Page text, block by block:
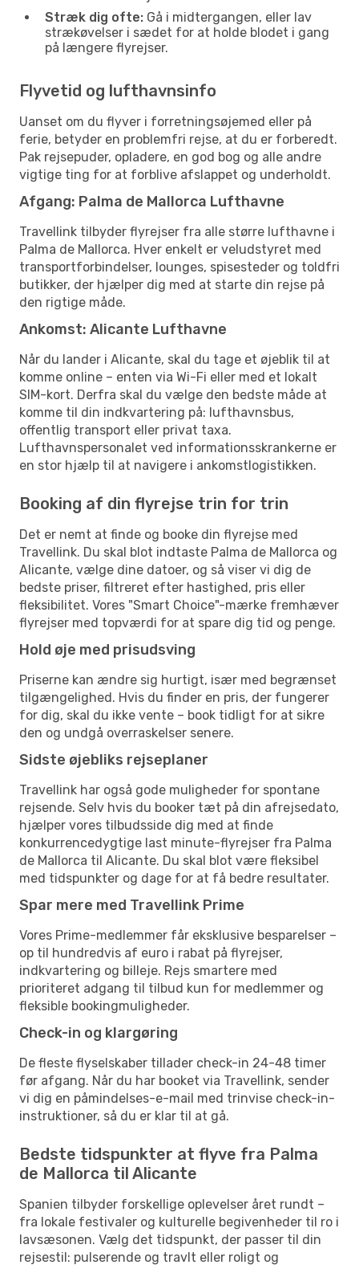
Stræk dig ofte: Gå i midtergangen, eller lav
strækøvelser i sædet for at holde blodet i gang
på længere flyrejser.
Flyvetid og lufthavnsinfo
Uanset om du flyver i forretningsøjemed eller på
ferie, betyder en problemfri rejse, at du er forberedt.
Pak rejsepuder, opladere, en god bog og alle andre
vigtige ting for at forblive afslappet og underholdt.
Afgang: Palma de Mallorca Lufthavne
Travellink tilbyder flyrejser fra alle større lufthavne i
Palma de Mallorca. Hver enkelt er veludstyret med
transportforbindelser, lounges, spisesteder og toldfri
butikker, der hjælper dig med at starte din rejse på
den rigtige måde.
Ankomst: Alicante Lufthavne
Når du lander i Alicante, skal du tage et øjeblik til at
komme online – enten via Wi-Fi eller med et lokalt
SIM-kort. Derfra skal du vælge den bedste måde at
komme til din indkvartering på: lufthavnsbus,
offentlig transport eller privat taxa.
Lufthavnspersonalet ved informationsskrankerne er
en stor hjælp til at navigere i ankomstlogistikken.
Booking af din flyrejse trin for trin
Det er nemt at finde og booke din flyrejse med
Travellink. Du skal blot indtaste Palma de Mallorca og
Alicante, vælge dine datoer, og så viser vi dig de
bedste priser, filtreret efter hastighed, pris eller
fleksibilitet. Vores "Smart Choice"-mærke fremhæver
flyrejser med topværdi for at spare dig tid og penge.
Hold øje med prisudsving
Priserne kan ændre sig hurtigt, især med begrænset
tilgængelighed. Hvis du finder en pris, der fungerer
for dig, skal du ikke vente – book tidligt for at sikre
den og undgå overraskelser senere.
Sidste øjebliks rejseplaner
Travellink har også gode muligheder for spontane
rejsende. Selv hvis du booker tæt på din afrejsedato,
hjælper vores tilbudsside dig med at finde
konkurrencedygtige last minute-flyrejser fra Palma
de Mallorca til Alicante. Du skal blot være fleksibel
med tidspunkter og dage for at få bedre resultater.
Spar mere med Travellink Prime
Vores Prime-medlemmer får eksklusive besparelser –
op til hundredvis af euro i rabat på flyrejser,
indkvartering og billeje. Rejs smartere med
prioriteret adgang til tilbud kun for medlemmer og
fleksible bookingmuligheder.
Check-in og klargøring
De fleste flyselskaber tillader check-in 24-48 timer
før afgang. Når du har booket via Travellink, sender
vi dig en påmindelses-e-mail med trinvise check-in-
instruktioner, så du er klar til at gå.
Bedste tidspunkter at flyve fra Palma
de Mallorca til Alicante
Spanien tilbyder forskellige oplevelser året rundt –
fra lokale festivaler og kulturelle begivenheder til ro i
lavsæsonen. Vælg det tidspunkt, der passer til din
rejsestil: pulserende og travlt eller roligt og